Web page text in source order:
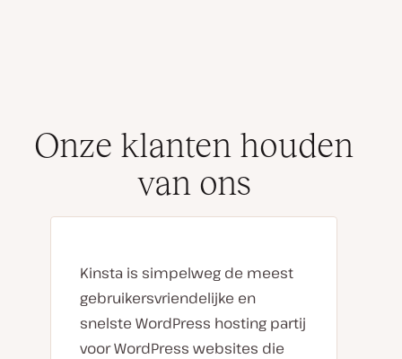
Onze klanten houden
van ons
Kinsta is simpelweg de meest
gebruikersvriendelijke en
snelste WordPress hosting partij
voor WordPress websites die